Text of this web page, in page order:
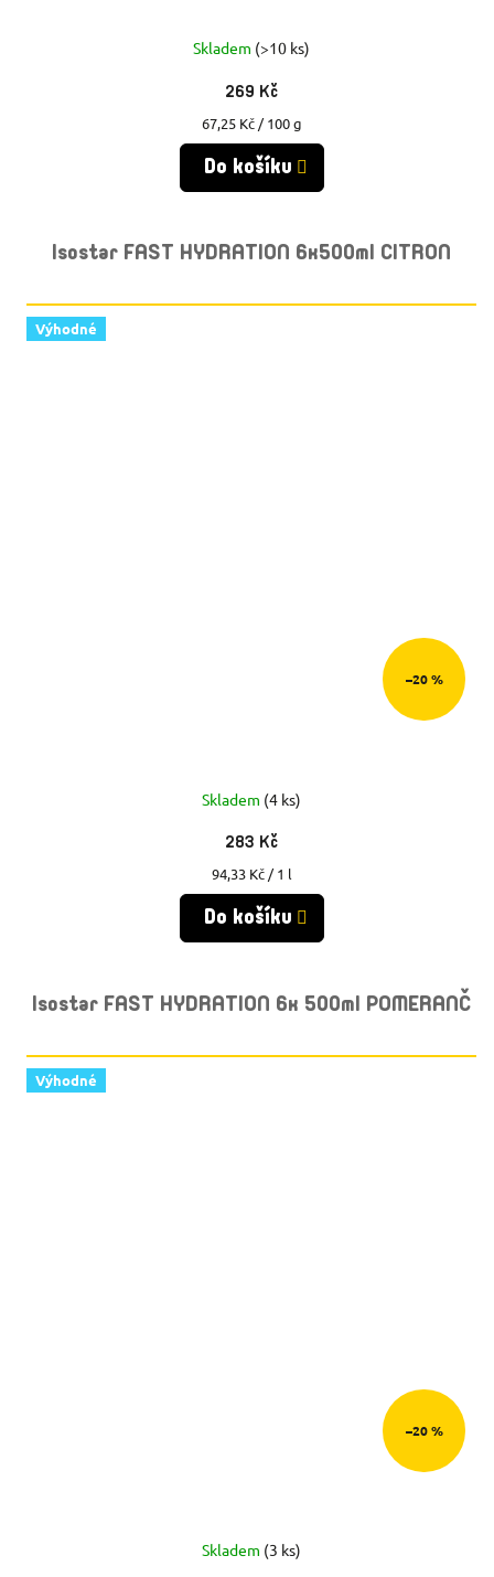
Skladem (>10 ks)
269 Kč
Měrná
cena:
67,25 Kč / 100 g
Do košíku
Isostar FAST HYDRATION 6x500ml CITRON
Výhodné
–20 %
Skladem (4 ks)
283 Kč
Měrná
cena:
94,33 Kč / 1 l
Do košíku
Isostar FAST HYDRATION 6x 500ml POMERANČ
Výhodné
–20 %
Skladem (3 ks)